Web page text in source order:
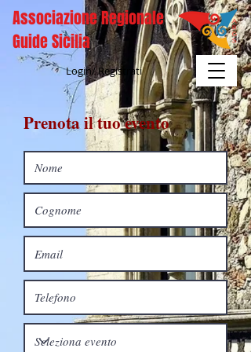
Associazione Regionale
Guide Sicilia
Login/ Registrati
Prenota il tuo evento